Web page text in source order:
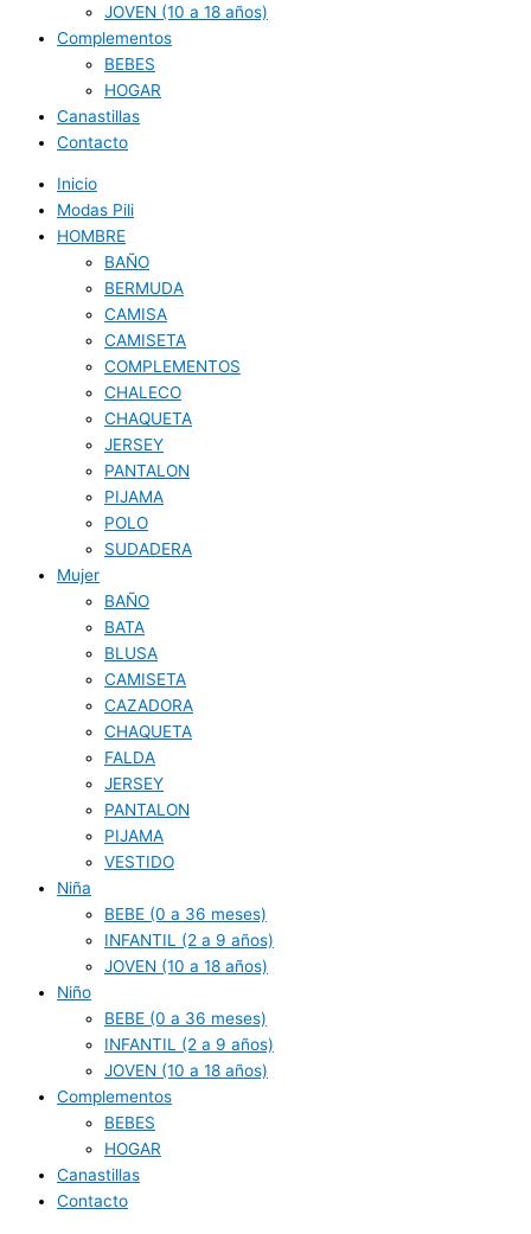
JOVEN (10 a 18 años)
Complementos
BEBES
HOGAR
Canastillas
Contacto
Inicio
Modas Pili
HOMBRE
BAÑO
BERMUDA
CAMISA
CAMISETA
COMPLEMENTOS
CHALECO
CHAQUETA
JERSEY
PANTALON
PIJAMA
POLO
SUDADERA
Mujer
BAÑO
BATA
BLUSA
CAMISETA
CAZADORA
CHAQUETA
FALDA
JERSEY
PANTALON
PIJAMA
VESTIDO
Niña
BEBE (0 a 36 meses)
INFANTIL (2 a 9 años)
JOVEN (10 a 18 años)
Niño
BEBE (0 a 36 meses)
INFANTIL (2 a 9 años)
JOVEN (10 a 18 años)
Complementos
BEBES
HOGAR
Canastillas
Contacto